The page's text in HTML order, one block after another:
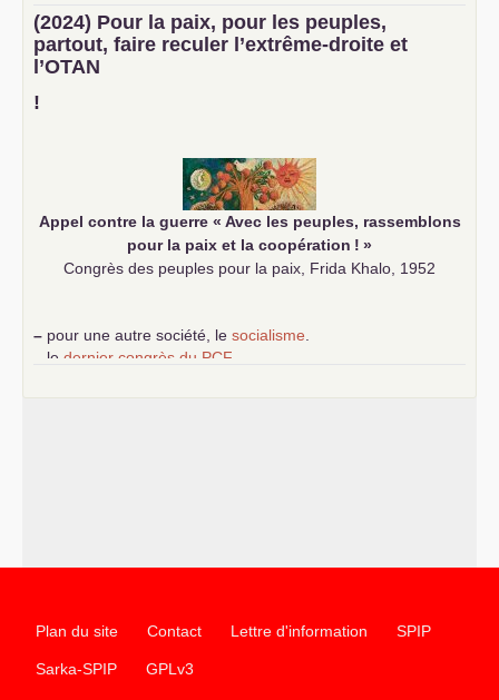
–
un texte de Jean-Claude Delaunay
le marxisme est la
science sociale de notre temps
–un appel proposé aux partis communistes et ouvrier
d’Europe
–
(2024) Pour la paix, pour les peuples,
partout, faire reculer l’extrême-droite et
l’OTAN
!
Appel contre la guerre « Avec les peuples, rassemblons
pour la paix et la coopération ! »
Congrès des peuples pour la paix, Frida Khalo, 1952
– pour une autre société, le socialisme
le dernier congrès du PCF
Plan du site Contact Lettre d'information SPIP
Sarka-SPIP GPLv3